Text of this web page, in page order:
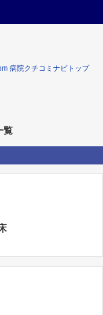
病院クチコミナビトップ
覧